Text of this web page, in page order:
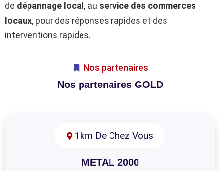
de dépannage local , au service des commerces
locaux, pour des réponses rapides et des
interventions rapides.
Nos partenaires
Nos partenaires GOLD
1km De Chez Vous
METAL 2000